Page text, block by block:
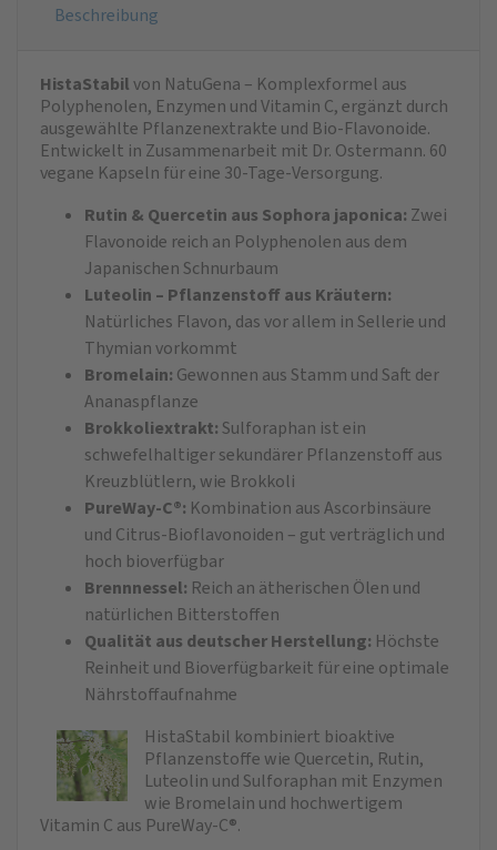
Beschreibung
HistaStabilvon NatuGena – Komplexformel aus
Polyphenolen, Enzymen und Vitamin C, ergänzt durch
ausgewählte Pflanzenextrakte und Bio-Flavonoide.
Entwickelt in Zusammenarbeit mit Dr. Ostermann. 60
vegane Kapseln für eine 30-Tage-Versorgung.
Rutin & Quercetin aus Sophora japonica: Zwei
Flavonoide reich an Polyphenolen aus dem
Japanischen Schnurbaum
Luteolin – Pflanzenstoff aus Kräutern:
Natürliches Flavon, das vor allem in Sellerie und
Thymian vorkommt
Bromelain: Gewonnen aus Stamm und Saft der
Ananaspflanze
Brokkoliextrakt:Sulforaphan ist ein
schwefelhaltiger sekundärer Pflanzenstoff aus
Kreuzblütlern, wie Brokkoli
PureWay-C®: Kombination aus Ascorbinsäure
und Citrus-Bioflavonoiden – gut verträglich und
hoch bioverfügbar
Brennnessel: Reich an ätherischen Ölen und
natürlichen Bitterstoffen
Qualität aus deutscher Herstellung: Höchste
Reinheit und Bioverfügbarkeit für eine optimale
Nährstoffaufnahme
HistaStabil kombiniert bioaktive
Pflanzenstoffe wie Quercetin, Rutin,
Luteolin und Sulforaphan mit Enzymen
wie Bromelain und hochwertigem
Vitamin C aus PureWay-C®.